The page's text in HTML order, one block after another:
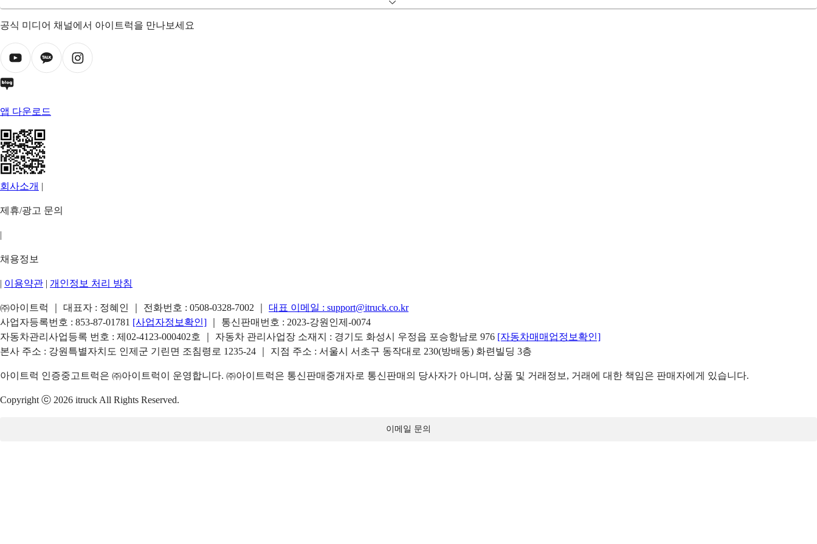
공식 미디어 채널에서 아이트럭을 만나보세요
앱 다운로드
회사소개 |
제휴/광고 문의
|
채용정보
| 이용약관 | 개인정보 처리 방침
㈜아이트럭 ｜ 대표자 : 정혜인 ｜ 전화번호 : 0508-0328-7002 대표 이메일 : support@itruck.co.kr
사업자등록번호 : 853-87-01781 [사업자정보확인]
｜ 통신판매번호 : 2023-강원인제-0074
자동차관리사업등록 번호 : 제02-4123-000402호 ｜ 자동차 관리사업장 소재지 : 경기도 화성시 우정읍 포승항남로 976 [자동차매매업정보확인]
본사 주소 : 강원특별자치도 인제군 기린면 조침령로 1235-24 ｜ 지점 주소 : 서울시 서초구 동작대로 230(방배동) 화련빌딩 3층
아이트럭 인증중고트럭은 ㈜아이트럭이 운영합니다. ㈜아이트럭은 통신판매중개자로 통신판매의 당사자가 아니며, 상품 및 거래정보, 거래에 대한 책임은 판매자에게 있습니다.
Copyright ⓒ 2026 itruck All Rights Reserved.
이메일 문의